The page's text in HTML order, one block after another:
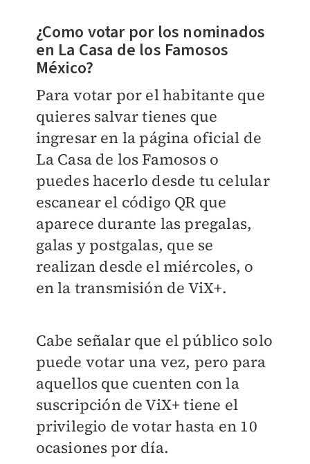
¿Como votar por los nominados
en La Casa de los Famosos
México?
Para votar por el habitante que
quieres salvar tienes que
ingresar en la página oficial de
La Casa de los Famosos o
puedes hacerlo desde tu celular
escanear el código QR que
aparece durante las pregalas,
galas y postgalas, que se
realizan desde el miércoles, o
en la transmisión de ViX+.
Cabe señalar que el público solo
puede votar una vez, pero para
aquellos que cuenten con la
suscripción de ViX+ tiene el
privilegio de votar hasta en 10
ocasiones por día.